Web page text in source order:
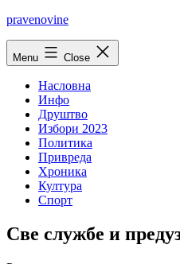
Skip
pravenovine
Menu Close
Насловна
Инфо
Друштво
Избори 2023
Политика
Привреда
Хроника
Култура
Спорт
Све службе и